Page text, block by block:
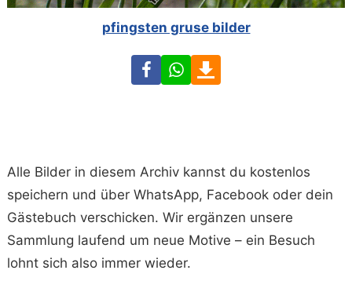
pfingsten gruse bilder
FacebookWhatsApp
Alle Bilder in diesem Archiv kannst du kostenlos
speichern und über WhatsApp, Facebook oder dein
Gästebuch verschicken. Wir ergänzen unsere
Sammlung laufend um neue Motive – ein Besuch
lohnt sich also immer wieder.